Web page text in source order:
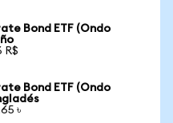
Bond ETF (Ondo
R$
Bond ETF (Ondo
৳